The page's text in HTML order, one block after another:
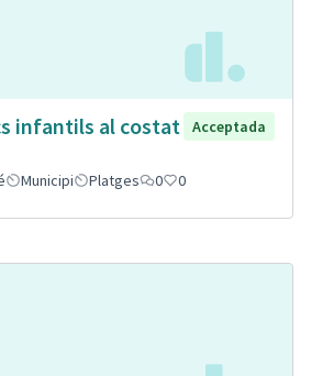
infantils al costat
Acceptada
Municipi Platges 0 0